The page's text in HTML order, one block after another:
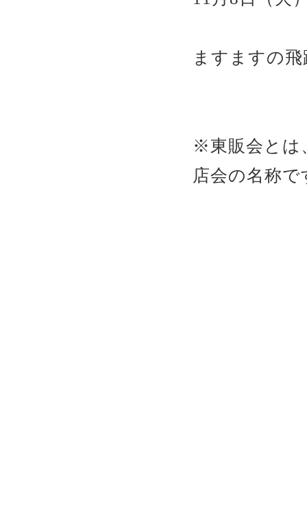
ますますの
※東販会とは
店会の名称で